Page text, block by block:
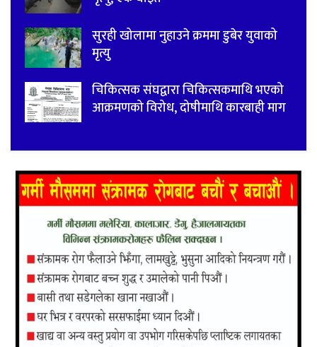
सुरही खोलामा नुहाउने क्रममा डुबेर युवाको
मृत्यु
चिकित्सक संघद्वारा चिकित्सकमाथि भएको
आक्रमणको विरोध, दोषीमाथि कारबाही माग